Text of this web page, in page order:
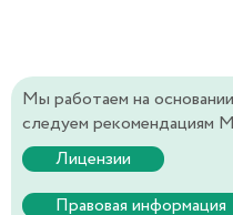
Мы работаем на
следуем рекомендациям
Лицензии
Правовая информация